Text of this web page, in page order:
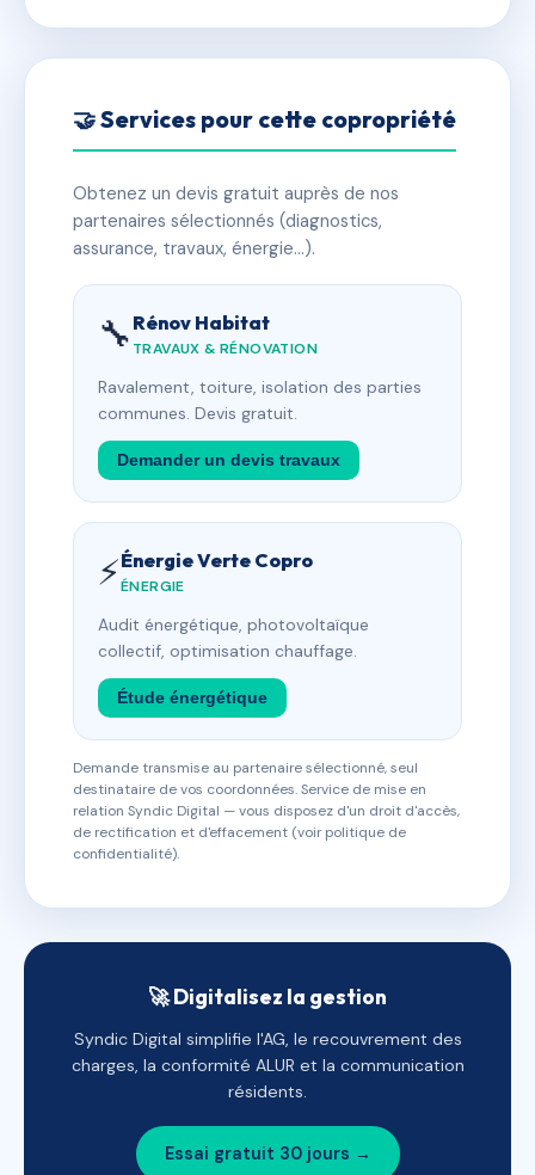
🤝 Services pour cette copropriété
Obtenez un devis gratuit auprès de nos
partenaires sélectionnés (diagnostics,
assurance, travaux, énergie…).
🔧 Rénov Habitat
TRAVAUX & RÉNOVATION
Ravalement, toiture, isolation des parties
communes. Devis gratuit.
Demander un devis travaux
⚡Énergie Verte Copro
ÉNERGIE
Audit énergétique, photovoltaïque
collectif, optimisation chauffage.
Étude énergétique
Demande transmise au partenaire sélectionné, seul
destinataire de vos coordonnées. Service de mise en
relation Syndic Digital — vous disposez d'un droit d'accès,
de rectification et d'effacement (voir politique de
confidentialité).
🚀 Digitalisez la gestion
Syndic Digital simplifie l'AG, le recouvrement des
charges, la conformité ALUR et la communication
résidents.
Essai gratuit 30 jours →